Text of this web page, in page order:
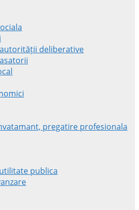
deliberative
pregatire profesionala
publica